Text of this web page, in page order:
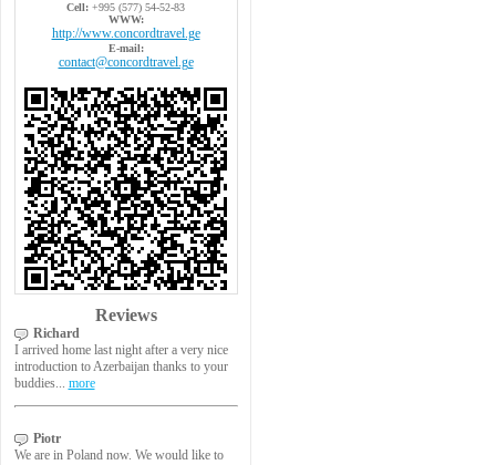
Cell: +995 (577) 54-52-83
WWW:
http://www.concordtravel.ge
E-mail:
contact@concordtravel.ge
Reviews
Richard
I arrived home last night after a very nice
introduction to Azerbaijan thanks to your
buddies... more
Piotr
We are in Poland now. We would like to